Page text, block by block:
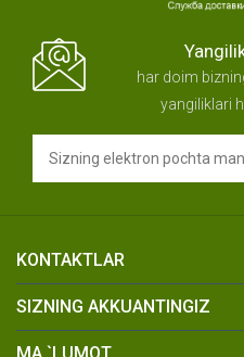
har doim
yangiliklari
KONTAKTLAR
SIZNING AKKUANTINGIZ
MA `LUMOT